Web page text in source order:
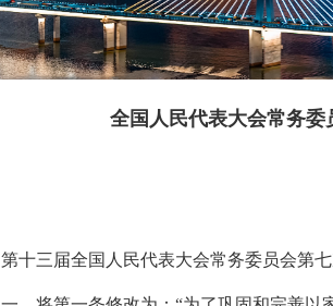
全国人民代表大会常务
第十三届全国人民代表大会常务委员会第